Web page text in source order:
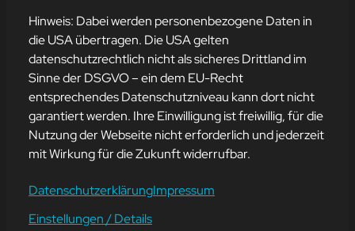
Bürgermeister-Regitz-Straße 40
66539 Neunkirchen
E-Mail:kontakt@mission-webstyle.de
Navigation
Webseitenerstellung
Webseite mieten
Webseiten Betreuung
Über Uns
Kontakt
Leistungen
Hinweis: Dabei werden personenbezogene Daten in
die USA übertragen. Die USA gelten
datenschutzrechtlich nicht als sicheres Drittland im
Sinne der DSGVO – ein dem EU-Recht
entsprechendes Datenschutzniveau kann dort nicht
garantiert werden. Ihre Einwilligung ist freiwillig, für die
Nutzung der Webseite nicht erforderlich und jederzeit
mit Wirkung für die Zukunft widerrufbar.
DatenschutzerklärungImpressum
Einstellungen / Details